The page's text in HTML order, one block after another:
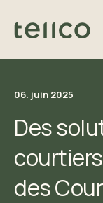
06. juin 2025
Des
des